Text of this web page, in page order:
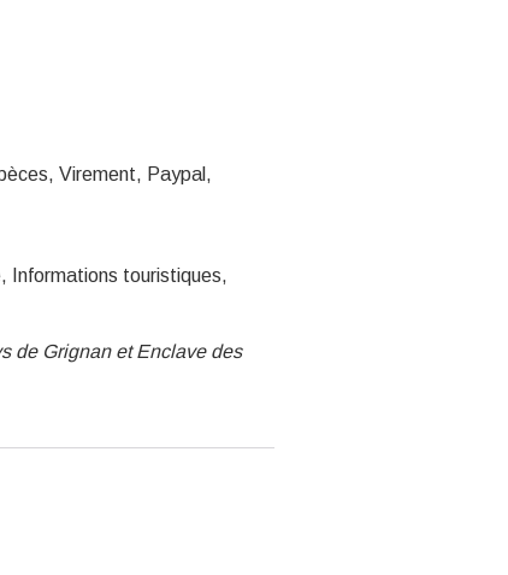
Virement, Paypal,
Informations touristiques,
de Grignan et Enclave des